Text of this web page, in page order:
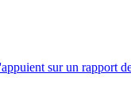
sur un rapport